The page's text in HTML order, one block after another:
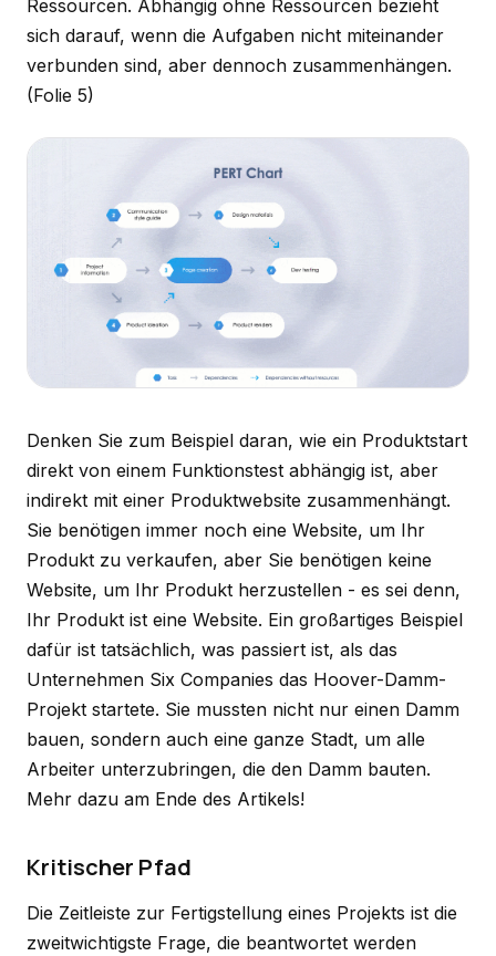
Ressourcen. Abhängig ohne Ressourcen bezieht
sich darauf, wenn die Aufgaben nicht miteinander
verbunden sind, aber dennoch zusammenhängen.
(Folie 5)
Denken Sie zum Beispiel daran, wie ein Produktstart
direkt von einem Funktionstest abhängig ist, aber
indirekt mit einer Produktwebsite zusammenhängt.
Sie benötigen immer noch eine Website, um Ihr
Produkt zu verkaufen, aber Sie benötigen keine
Website, um Ihr Produkt herzustellen - es sei denn,
Ihr Produkt ist eine Website. Ein großartiges Beispiel
dafür ist tatsächlich, was passiert ist, als das
Unternehmen Six Companies das Hoover-Damm-
Projekt startete. Sie mussten nicht nur einen Damm
bauen, sondern auch eine ganze Stadt, um alle
Arbeiter unterzubringen, die den Damm bauten.
Mehr dazu am Ende des Artikels!
Kritischer Pfad
Die Zeitleiste zur Fertigstellung eines Projekts ist die
zweitwichtigste Frage, die beantwortet werden